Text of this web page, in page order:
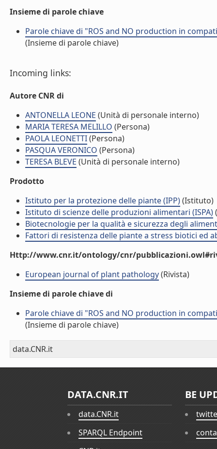
Insieme di parole chiave
Parole chiave di "ROS and NO production in
(Insieme di parole chiave)
Incoming links:
Autore CNR di
ANTONELLA LEONE (Unità di personale interno)
MARIA TERESA MELILLO (Persona)
PAOLA LEONETTI(Persona)
PASQUA VERONICO (Persona)
TERESA BLEVE (Unità di personale interno)
Prodotto
Istituto per la protezione delle piante (IPP)(Istituto)
Istituto di scienze delle produzioni alimentari (ISPA)
Biotecnologie per la qualità e sicurezza degli
Fattori di resistenza delle piante a stress biotici ed
Http://www.cnr.it/ontology/cnr/
European journal of plant pathology(Rivista)
Insieme di parole chiave di
Parole chiave di "ROS and NO production in
(Insieme di parole chiave)
data.CNR.it
DATA.CNR.IT
data.CNR.it
SPARQL Endpoint
BE